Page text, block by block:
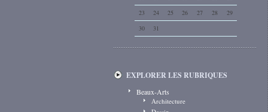
23
24 25 26 27 28
29
30
31
EXPLORER LES RUBRIQUES
Beaux-Arts
Architecture